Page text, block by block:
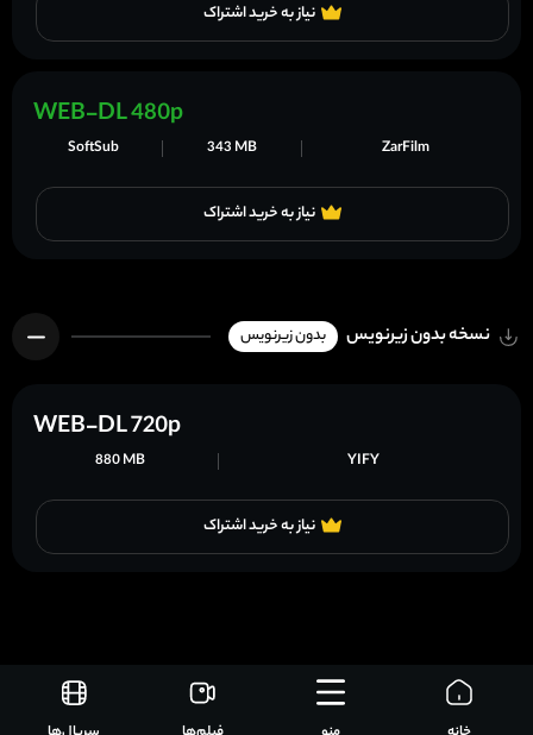
نیاز به خرید اشتراک
نیاز به خرید اشتراک
ZarFilm
343 MB
SoftSub
WEB-DL 480p
نسخه بدون زیرنویس بدون زیرنویس
نیاز به خرید اشتراک
YIFY
880 MB
WEB-DL 720p